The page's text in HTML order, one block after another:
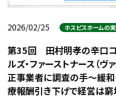
2026/02/25 ホスピスホームの実
第35回 田村明孝の辛口コ
ルズ・ファーストナース（ヴ
正事業者に調査の手～緩和
療報酬引き下げで経営は窮